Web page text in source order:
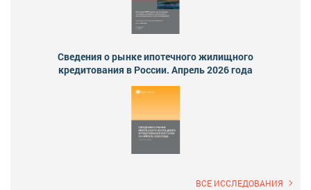
Сведения о рынке ипотечного жилищного
кредитования в России. Апрель 2026 года
ВСЕ ИССЛЕДОВАНИЯ